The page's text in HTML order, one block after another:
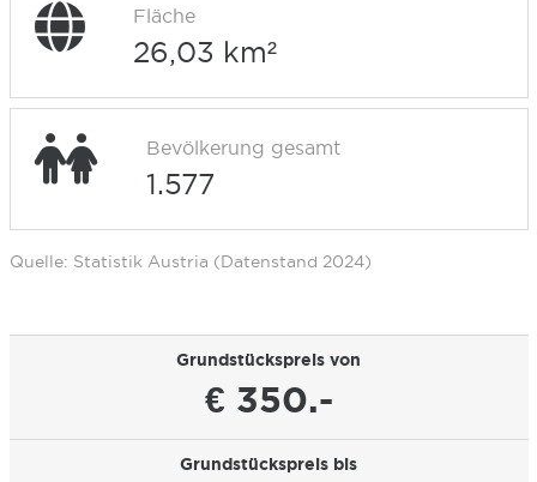
Fläche
26,03 km²
Bevölkerung gesamt
1.577
Quelle: Statistik Austria (Datenstand 2024)
Grundstückspreis von
€ 350.-
Grundstückspreis bis